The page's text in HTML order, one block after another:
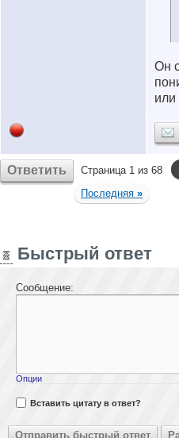
Он
или
Ответить Страница 1 из 68
Последняя »
Быстрый ответ
Сообщение:
Опции
Вставить цитату в ответ?